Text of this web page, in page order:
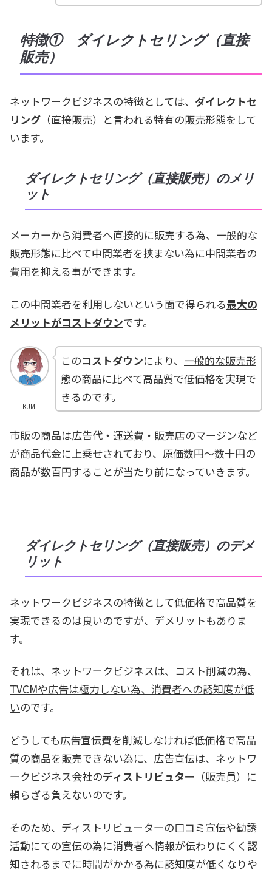
特徴① ダイレクトセリング（直接
販売）
ネットワークビジネスの特徴としては、 ダイレクトセ
リング （直接販売）と言われる特有の販売形態をして
います。
ダイレクトセリング（直接販売）のメリ
ット
メーカーから消費者へ直接的に販売する為、一般的な
販売形態に比べて中間業者を挟まない為に中間業者の
費用を抑える事ができます。
この中間業者を利用しないという面で得られる最大の
メリットがコストダウンです。
KUMI
このコストダウンにより、 一般的な販売形
態の商品に比べて高品質で低価格を実現で
きるのです。
市販の商品は広告代・運送費・販売店のマージンなど
が商品代金に上乗せされており、原価数円～数十円の
商品が数百円することが当たり前になっていきます。
ダイレクトセリング（直接販売）のデメ
リット
ネットワークビジネスの特徴として低価格で高品質を
実現できるのは良いのですが、デメリットもありま
す。
それは、ネットワークビジネスは、 コスト削減の為、
TVCMや広告は極力しない為、消費者への認知度が低
いのです。
どうしても広告宣伝費を削減しなければ低価格で高品
質の商品を販売できない為に、広告宣伝は、ネットワ
ークビジネス会社のディストリビュター （販売員）に
頼らざる負えないのです。
そのため、ディストリビューターの口コミ宣伝や勧誘
活動にての宣伝の為に消費者へ情報が伝わりにくく認
知されるまでに時間がかかる為に認知度が低くなりや